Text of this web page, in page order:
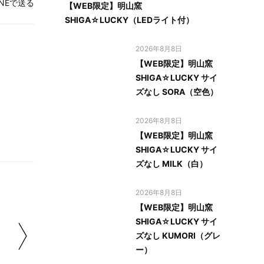
で送る
【WEB限定】明山窯
SHIGA☆LUCKY（LEDライト付）
2026年8月8日
【WEB限定】明山窯
SHIGA☆LUCKY サイ
ズなし SORA（空色）
2026年8月8日
【WEB限定】明山窯
SHIGA☆LUCKY サイ
ズなし MILK（白）
2026年8月8日
【WEB限定】明山窯
SHIGA☆LUCKY サイ
ズなし KUMORI（グレ
ー）